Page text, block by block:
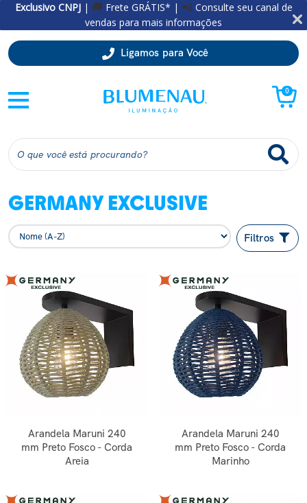
Exclusivo CNPJ | 🚚 Frete GRÁTIS* | 📲 Consulte seu canal de
vendas para mais informações
Ligamos para Você
0
GERMANY EXCLUSIVE
Filtros
Arandela Maruni 240
mm Preto Fosco - Corda
Areia
Arandela Maruni 240
mm Preto Fosco - Corda
Marinho